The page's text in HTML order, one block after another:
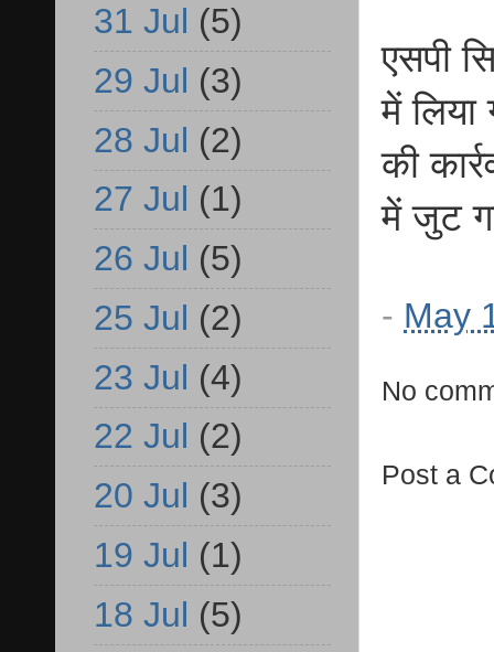
एसपी
में
की
में जुट
- May
No
Post a
31 Jul (5)
29 Jul (3)
28 Jul (2)
27 Jul (1)
26 Jul (5)
25 Jul (2)
23 Jul (4)
22 Jul (2)
20 Jul (3)
19 Jul (1)
18 Jul (5)